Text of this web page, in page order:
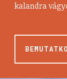
kalandra